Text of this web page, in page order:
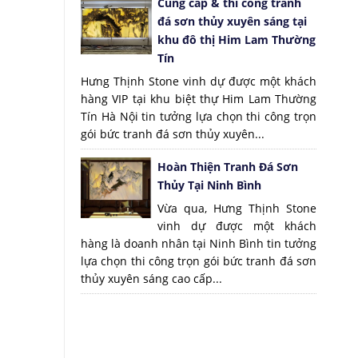
đá sơn thủy xuyên sáng tại
khu đô thị Him Lam Thường
Tín
Hưng Thịnh Stone vinh dự được một khách
hàng VIP tại khu biệt thự Him Lam Thường
Tín Hà Nội tin tưởng lựa chọn thi công trọn
gói bức tranh đá sơn thủy xuyên...
Hoàn Thiện Tranh Đá Sơn
Thủy Tại Ninh Bình
Vừa qua, Hưng Thịnh Stone
vinh dự được một khách
hàng là doanh nhân tại Ninh Bình tin tưởng
lựa chọn thi công trọn gói bức tranh đá sơn
thủy xuyên sáng cao cấp...